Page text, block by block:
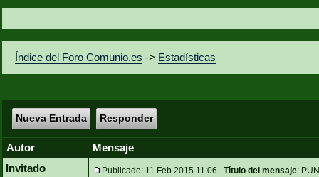
Índice del Foro Comunio.es -> Estadísticas
Nueva Entrada Responder
Autor
Mensaje
Invitado
Publicado: 11 Feb 2015 11:06 Título del mensaje: